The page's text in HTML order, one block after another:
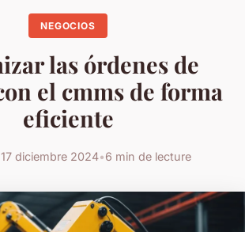
NEGOCIOS
las órdenes de
el cmms de forma
eficiente
17 diciembre 2024•6 min de lecture